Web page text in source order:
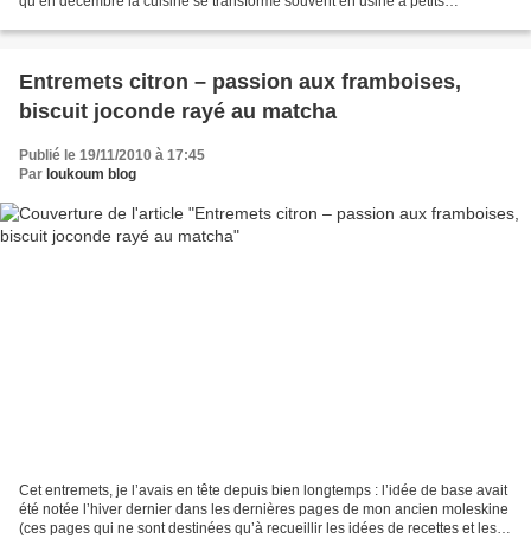
Entremets citron – passion aux framboises,
biscuit joconde rayé au matcha
Publié le 19/11/2010 à 17:45
Par loukoum blog
Cet entremets, je l’avais en tête depuis bien longtemps : l’idée de base avait
été notée l’hiver dernier dans les dernières pages de mon ancien moleskine
(ces pages qui ne sont destinées qu’à recueillir les idées de recettes et les